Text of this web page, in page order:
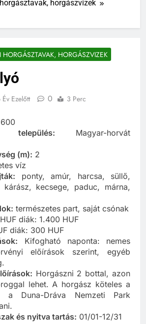
horgászvizek
HORGÁSZTAVAK, HORGÁSZVIZEK
Év Ezelőtt 0 3 Perc
600
település: Magyar-horvát
(m): 2
víz
ponty, amúr, harcsa, süllő,
kárász, kecsege, paduc, márna,
természetes part, saját csónak
diák: 1.400 HUF
diák: 300 HUF
Kifogható naponta: nemes
előírások szerint, egyéb
Horgászni 2 bottal, azon
lehet. A horgász köteles a
a Duna-Dráva Nemzeti Park
és nyitva tartás: 01/01-12/31